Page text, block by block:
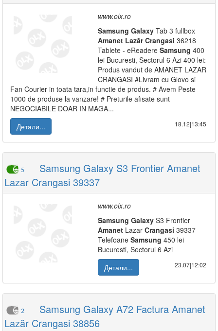
www.olx.ro
Samsung Galaxy Tab 3 fullbox
Amanet Lazăr Crangasi 36218
Tablete - eReadere Samsung 400
lei Bucuresti, Sectorul 6 Azi 400 lei:
Produs vandut de AMANET LAZAR
CRANGASI #Livram cu Glovo si
Fan Courier in toata tara,in functie de produs. # Avem Peste
1000 de produse la vanzare! # Preturile afisate sunt
NEGOCIABILE DOAR IN MAGA...
Детали...
18.12|13:45
5
Samsung Galaxy S3 Frontier Amanet
Lazar Crangasi 39337
www.olx.ro
Samsung Galaxy S3 Frontier
Amanet Lazar Crangasi 39337
Telefoane Samsung 450 lei
Bucuresti, Sectorul 6 Azi
Детали...
23.07|12:02
2
Samsung Galaxy A72 Factura Amanet
Lazăr Crangasi 38856